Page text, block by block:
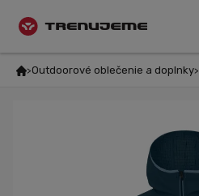
Outdoorové oblečenie a doplnky